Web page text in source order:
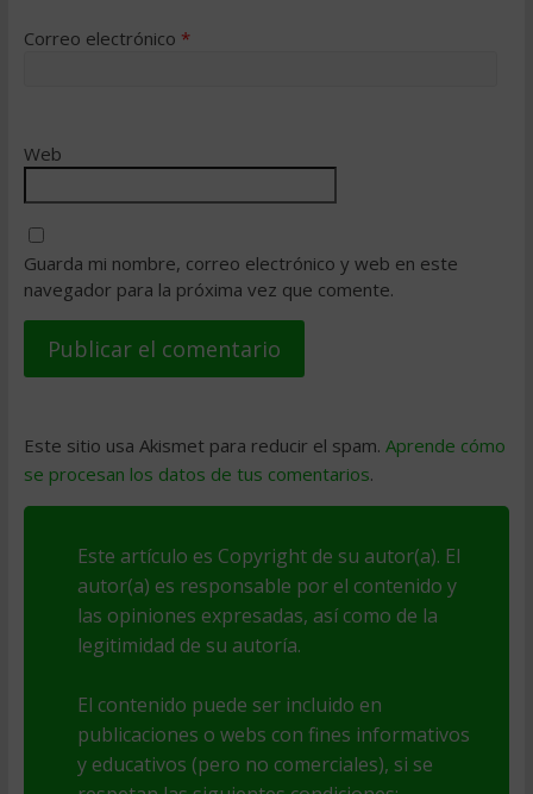
Correo electrónico *
Web
Guarda mi nombre, correo electrónico y web en este
navegador para la próxima vez que comente.
Este sitio usa Akismet para reducir el spam. Aprende cómo
se procesan los datos de tus comentarios.
Este artículo es Copyright de su autor(a). El
autor(a) es responsable por el contenido y
las opiniones expresadas, así como de la
legitimidad de su autoría.
El contenido puede ser incluido en
publicaciones o webs con fines informativos
y educativos (pero no comerciales), si se